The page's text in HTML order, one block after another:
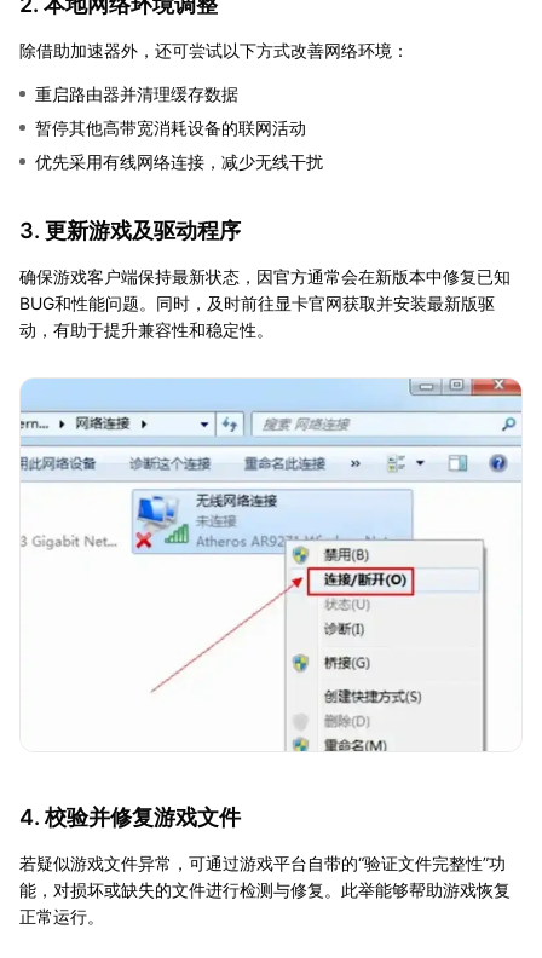
除借助加速器外，还可尝试以下方式改善网络环境：
重启路由器并清理缓存数据
暂停其他高带宽消耗设备的联网活动
优先采用有线网络连接，减少无线干扰
3. 更新游戏及驱动程序
确保游戏客户端保持最新状态，因官方通常会在新版本中修复已知
BUG和性能问题。同时，及时前往显卡官网获取并安装最新版驱
动，有助于提升兼容性和稳定性。
4. 校验并修复游戏文件
若疑似游戏文件异常，可通过游戏平台自带的“验证文件完整性”功
能，对损坏或缺失的文件进行检测与修复。此举能够帮助游戏恢复
正常运行。